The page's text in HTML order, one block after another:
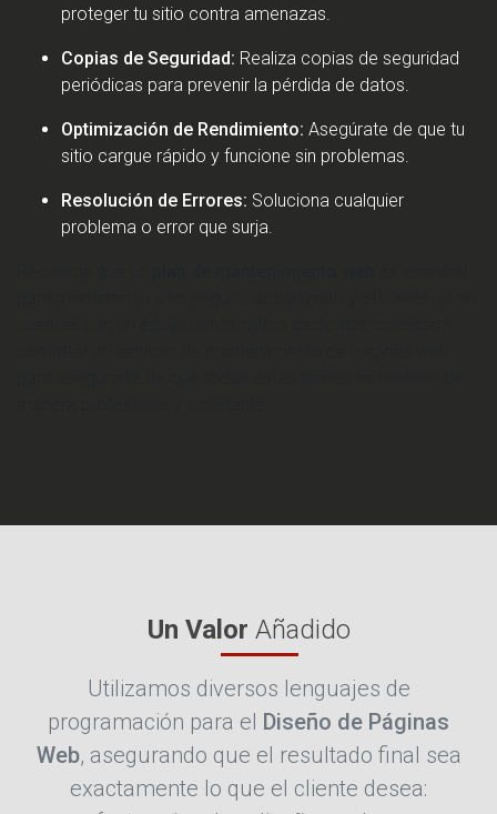
proteger tu sitio contra amenazas.
Copias de Seguridad: Realiza copias de seguridad
periódicas para prevenir la pérdida de datos.
Optimización de Rendimiento: Asegúrate de que tu
sitio cargue rápido y funcione sin problemas.
Resolución de Errores: Soluciona cualquier
problema o error que surja.
Un Valor Añadido
Utilizamos diversos lenguajes de
programación para el Diseño de Páginas
Web, asegurando que el resultado final sea
exactamente lo que el cliente desea: